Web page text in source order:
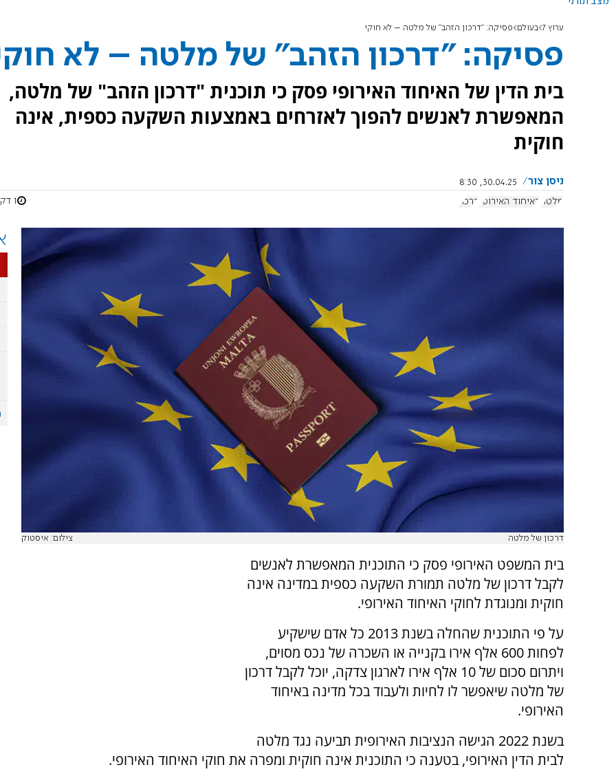
ערוץ 7 בעולם פסיקה: "דרכון הזהב" של מלטה – לא חוקי
פסיקה: "דרכון הזהב" של מלטה – לא
בית הדין של האיחוד האירופי פסק כי תוכנית "דרכון הזהב" של מלטה,
המאפשרת לאנשים להפוך לאזרחים באמצעות השקעה כספית, אינה
חוקית
ניסן צור
30.04.25, 8:30
מלטה
האיחוד האירופי דרכון 1 דקות
דרכון של מלטה צילום: איסטוק
בית המשפט האירופי פסק כי התוכנית המאפשרת לאנשים
לקבל דרכון של מלטה תמורת השקעה כספית במדינה אינה
חוקית ומנוגדת לחוקי האיחוד האירופי.
על פי התוכנית שהחלה בשנת 2013 כל אדם שישקיע
לפחות 600 אלף אירו בקנייה או השכרה של נכס מסוים,
ויתרום סכום של 10 אלף אירו לארגון צדקה, יוכל לקבל דרכון
של מלטה שיאפשר לו לחיות ולעבוד בכל מדינה באיחוד
האירופי.
בשנת 2022 הגישה הנציבות האירופית תביעה נגד מלטה
לבית הדין האירופי, בטענה כי התוכנית אינה חוקית ומפרה את חוקי האיחוד האירופי.